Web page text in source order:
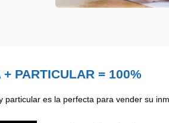
+ PARTICULAR = 100%
particular es la perfecta para vender su